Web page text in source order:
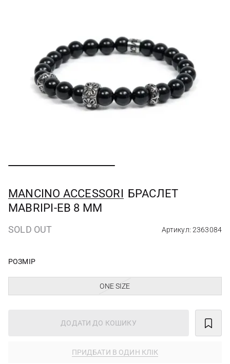
MANCINO ACCESSORI БРАСЛЕТ
MABRIPI-EB 8 MM
SOLD OUT Артикул: 2363084
РОЗМІР
ONE SIZE
ДОДАТИ ДО КОШИКУ
ПРИДБАТИ В ОДИН КЛІК